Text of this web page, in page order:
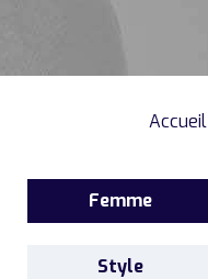
Accueil
Femme
Style